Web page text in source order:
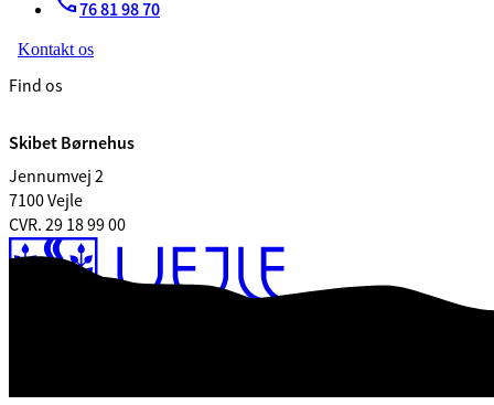
76 81 98 70
Kontakt os
Find os
Skibet Børnehus
Jennumvej 2
7100 Vejle
CVR. 29 18 99 00